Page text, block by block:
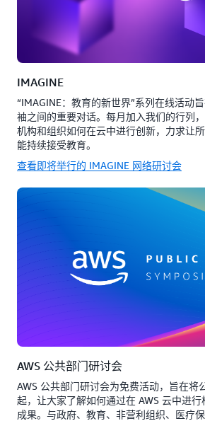
IMAGINE
“IMAGINE：教育的新世界”系列在线活动
袖之间的重要对话。每月加入我们的行列
机构和组织如何在云中进行创新，力求让
能持续接受教育。
查看即将举行的 IMAGINE 网络研讨会
AWS 公共部门研讨会
AWS 公共部门研讨会为免费活动，旨在将
起，让大家了解如何通过在 AWS 云中进
成果。与政府、教育、非营利组织、医疗